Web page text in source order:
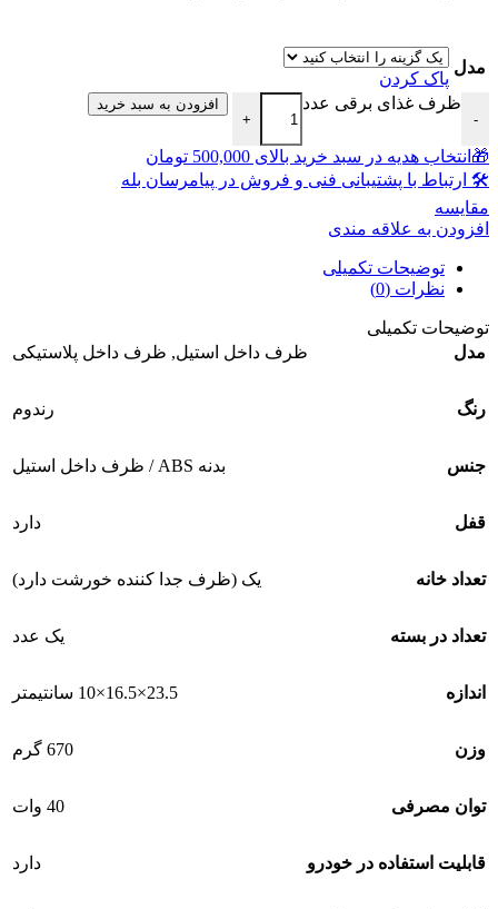
مدل
پاک کردن
-
ظرف غذای برقی عدد
+
افزودن به سبد خرید
🎁انتخاب هدیه در سبد خرید بالای 500,000 تومان
🛠 ارتباط با پشتیبانی فنی و فروش در پیامرسان بله
مقايسه
افزودن به علاقه مندی
توضیحات تکمیلی
نظرات (0)
توضیحات تکمیلی
مدل
ظرف داخل استیل, ظرف داخل پلاستیکی
رنگ رندوم
جنس بدنه ABS / ظرف داخل استیل
قفل دارد
تعداد خانه یک (ظرف جدا کننده خورشت دارد)
تعداد در بسته یک عدد
اندازه 23.5×16.5×10 سانتیمتر
وزن 670 گرم
توان مصرفی 40 وات
قابلیت استفاده در خودرو دارد